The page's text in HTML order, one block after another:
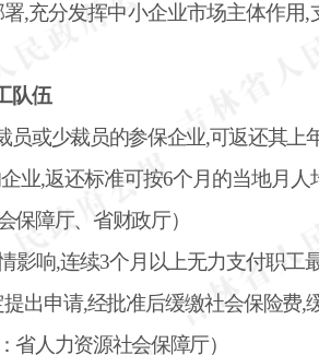
,充分发挥中小企业市场主体作
队伍
员或少裁员的参保企业,可返还其上
业,返还标准可按6个月的当地月
保障厅、省财政厅）
影响,连续3个月以上无力支付职工
出申请,经批准后缓缴社会保险费
省人力资源社会保障厅）